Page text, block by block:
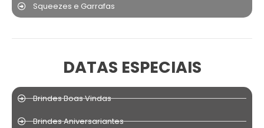
Squeezes e Garrafas
DATAS ESPECIAIS
Brindes Boas Vindas
Brindes Aniversariantes